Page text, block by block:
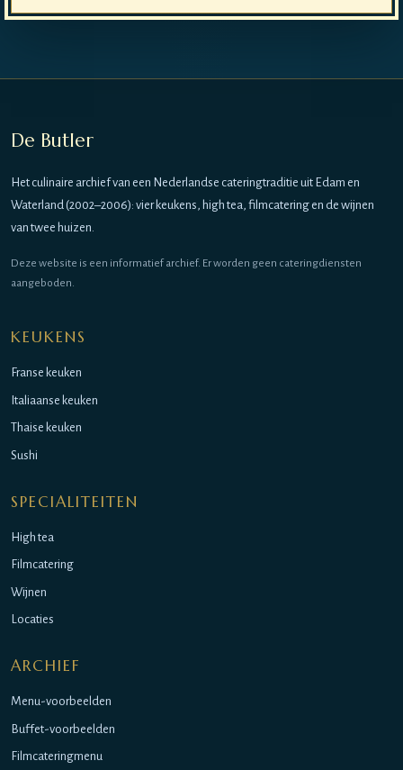
De Butler
Het culinaire archief van een Nederlandse cateringtraditie uit Edam en
Waterland (2002–2006): vier keukens, high tea, filmcatering en de wijnen
van twee huizen.
Deze website is een informatief archief. Er worden geen cateringdiensten
aangeboden.
KEUKENS
Franse keuken
Italiaanse keuken
Thaise keuken
Sushi
SPECIALITEITEN
High tea
Filmcatering
Wijnen
Locaties
ARCHIEF
Menu-voorbeelden
Buffet-voorbeelden
Filmcateringmenu